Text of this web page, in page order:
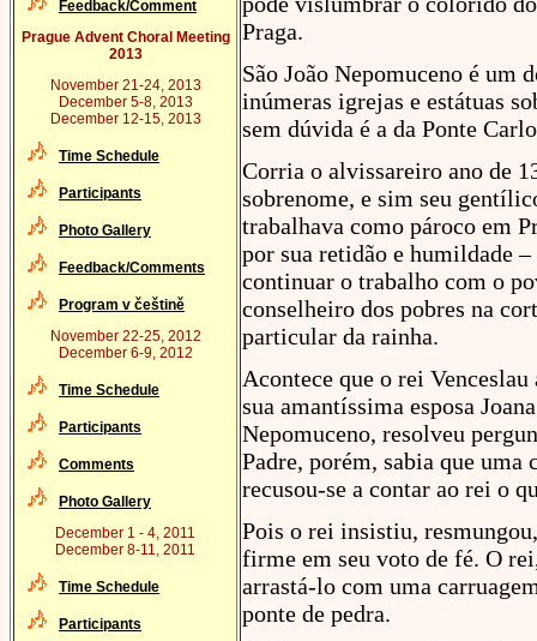
Feedback/Comment
Prague Advent Choral Meeting
2013
November 21-24, 2013
December 5-8, 2013
December 12-15, 2013
Time Schedule
Participants
Photo Gallery
Feedback/Comments
Program v češtině
November 22-25, 2012
December 6-9, 2012
Time Schedule
Participants
Comments
Photo Gallery
December 1 - 4, 2011
December 8-11, 2011
Time Schedule
Participants
Praga.
São João Nepomuceno é um
inúmeras igrejas e estátuas
sem dúvida é a da Ponte
Corria o alvissareiro ano de
sobrenome, e sim seu
trabalhava como pároco em
por sua retidão e humildade
continuar o trabalho com o
conselheiro dos pobres na
particular da rainha.
Acontece que o rei
sua amantíssima esposa
Nepomuceno, resolveu
Padre, porém, sabia que uma
recusou-se a contar ao rei o
Pois o rei insistiu,
firme em seu voto de fé. O
arrastá-lo com uma
ponte de pedra.